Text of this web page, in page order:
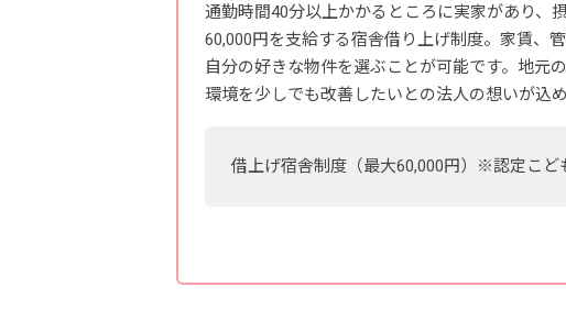
通勤時間40分以上かかるところに実家があり、
60,000円を支給する宿舎借り上げ制度。家賃、
自分の好きな物件を選ぶことが可能です。地元
環境を少しでも改善したいとの法人の想いが込
借上げ宿舎制度（最大60,000円）※認定こど